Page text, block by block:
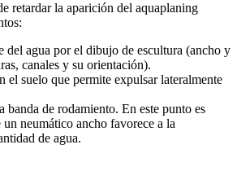
retardar la aparición del aquaplaning
del agua por el dibujo de escultura (ancho y
canales y su orientación).
el suelo que permite expulsar lateralmente
de rodamiento. En este punto es
neumático ancho favorece a la
de agua.